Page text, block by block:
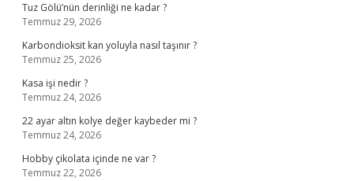
Tuz Gölü’nün derinliği ne kadar ?
Temmuz 29, 2026
Karbondioksit kan yoluyla nasıl taşınır ?
Temmuz 25, 2026
Kasa işi nedir ?
Temmuz 24, 2026
22 ayar altın kolye değer kaybeder mi ?
Temmuz 24, 2026
Hobby çikolata içinde ne var ?
Temmuz 22, 2026